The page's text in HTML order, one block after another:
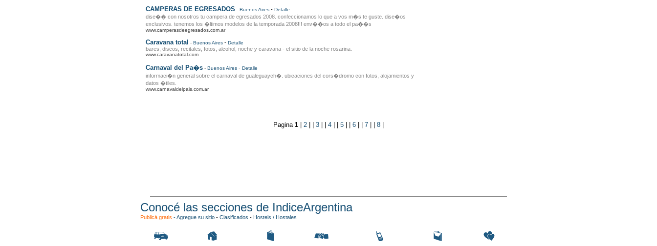
CAMPERAS DE EGRESADOS - Buenos Aires - Detalle
dise�� con nosotros tu campera de egresados 2008. confeccionamos lo que a vos m�s te guste. dise�os
exclusivos. tenemos los �ltimos modelos de la temporada 2008!!! env��os a todo el pa��s
www.camperasdeegresados.com.ar
Caravana total - Buenos Aires - Detalle
bares, discos, recitales, fotos, alcohol, noche y caravana - el sitio de la noche rosarina.
www.caravanatotal.com
Carnaval del Pa�s - Buenos Aires - Detalle
informaci�n general sobre el carnaval de gualeguaych�. ubicaciones del cors�dromo con fotos, alojamientos y
datos �tiles.
www.carnavaldelpais.com.ar
Pagina 1 2 3 4 5 6 7 8
Conocé las secciones de IndiceArgentina
Publicá gratis -Agregue su sitio - Clasificados - Hostels / Hostales